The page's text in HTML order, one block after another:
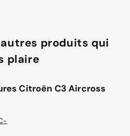
produits qui
plaire
Citroën C3 Aircross